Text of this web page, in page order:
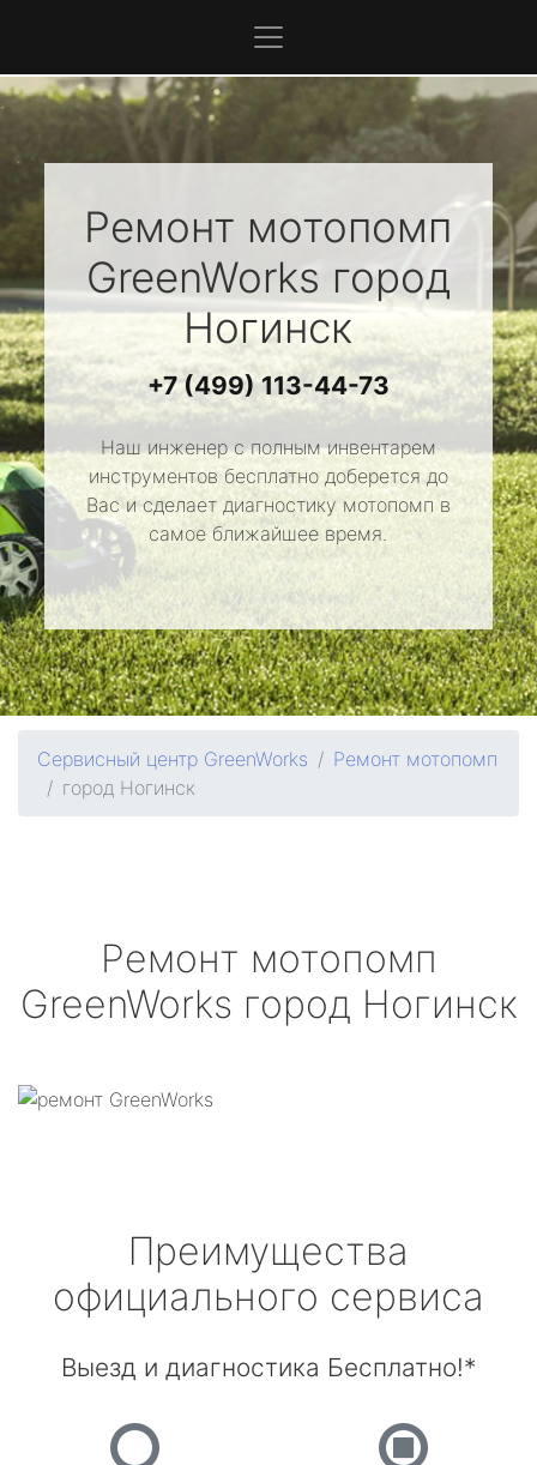
Ремонт мотопомп
GreenWorks город
Ногинск
+7 (499) 113-44-73
Наш инженер с полным инвентарем
инструментов бесплатно доберется до
Вас и сделает диагностику мотопомп в
самое ближайшее время.
Сервисный центр GreenWorks
Ремонт мотопомп
город Ногинск
Ремонт мотопомп
GreenWorks город Ногинск
Преимущества
официального сервиса
Выезд и диагностика Бесплатно!*